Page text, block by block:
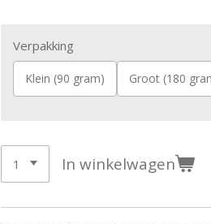
Verpakking
Klein (90 gram) Groot (180 gram + 45
In winkelwagen